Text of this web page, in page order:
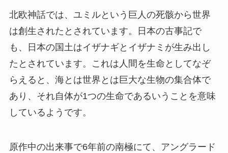
北欧神話では、ユミルという巨人の死骸から世界
は創生されたとされています。日本の古事記で
も、日本の国土はイザナギとイザナミが生み出し
たとされています。これは人間を生命としてなぞ
らえると、海とは世界とは巨大な生物の集合体で
あり、それ自体が1つの生命であるいうことを意味
しているようです。
原作中の出来事で6年前の南極にて、アングラード